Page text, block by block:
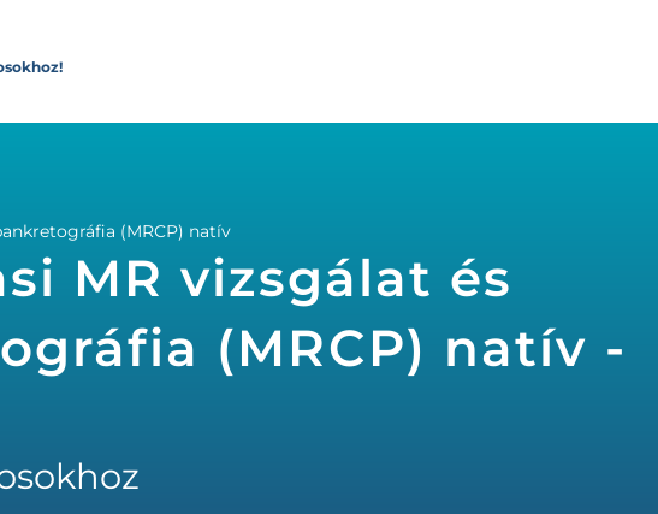
(MRCP) natív
MR vizsgálat és
(MRCP) natív -